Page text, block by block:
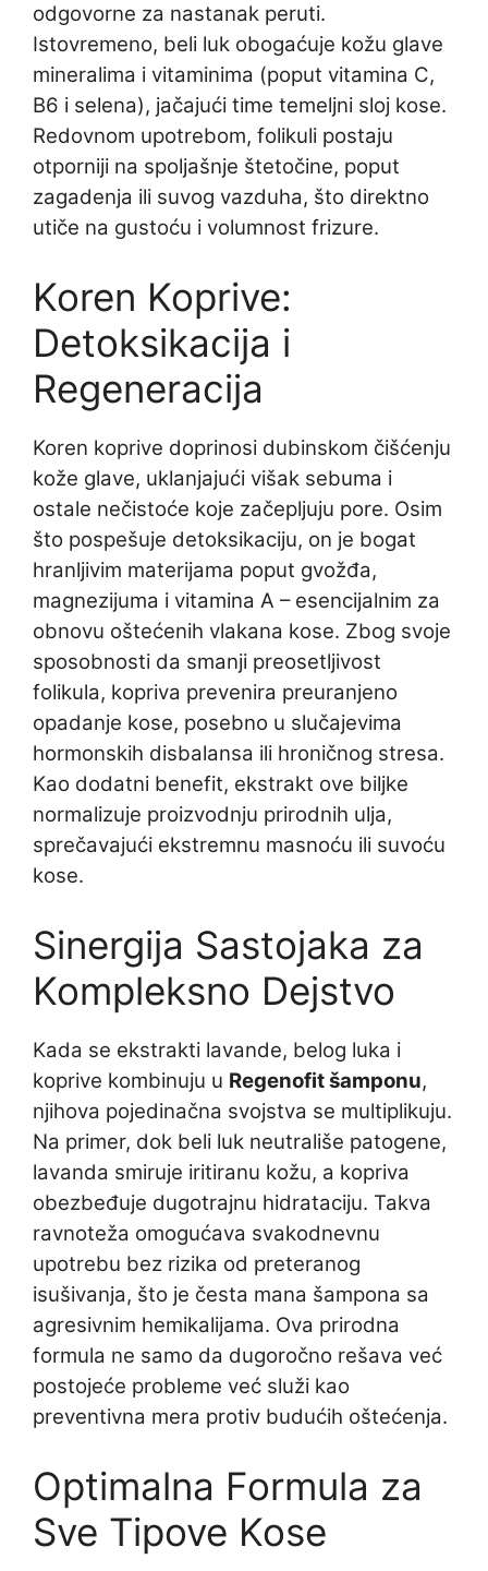
odgovorne za nastanak peruti.
Istovremeno, beli luk obogaćuje kožu glave
mineralima i vitaminima (poput vitamina C,
B6 i selena), jačajući time temeljni sloj kose.
Redovnom upotrebom, folikuli postaju
otporniji na spoljašnje štetočine, poput
zagadenja ili suvog vazduha, što direktno
utiče na gustoću i volumnost frizure.
Koren Koprive:
Detoksikacija i
Regeneracija
Koren koprive doprinosi dubinskom čišćenju
kože glave, uklanjajući višak sebuma i
ostale nečistoće koje začepljuju pore. Osim
što pospešuje detoksikaciju, on je bogat
hranljivim materijama poput gvožđa,
magnezijuma i vitamina A – esencijalnim za
obnovu oštećenih vlakana kose. Zbog svoje
sposobnosti da smanji preosetljivost
folikula, kopriva prevenira preuranjeno
opadanje kose, posebno u slučajevima
hormonskih disbalansa ili hroničnog stresa.
Kao dodatni benefit, ekstrakt ove biljke
normalizuje proizvodnju prirodnih ulja,
sprečavajući ekstremnu masnoću ili suvoću
kose.
Sinergija Sastojaka za
Kompleksno Dejstvo
Kada se ekstrakti lavande, belog luka i
koprive kombinuju u Regenofit šamponu,
njihova pojedinačna svojstva se multiplikuju.
Na primer, dok beli luk neutrališe patogene,
lavanda smiruje iritiranu kožu, a kopriva
obezbeđuje dugotrajnu hidrataciju. Takva
ravnoteža omogućava svakodnevnu
upotrebu bez rizika od preteranog
isušivanja, što je česta mana šampona sa
agresivnim hemikalijama. Ova prirodna
formula ne samo da dugoročno rešava već
postojeće probleme već služi kao
preventivna mera protiv budućih oštećenja.
Optimalna Formula za
Sve Tipove Kose